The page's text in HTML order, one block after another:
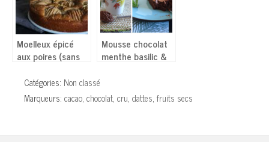
Moelleux épicé
aux poires (sans
œufs)
Mousse chocolat
menthe basilic &
Catégories: Non classé
Marqueurs: cacao, chocolat, cru, dattes, fruits secs